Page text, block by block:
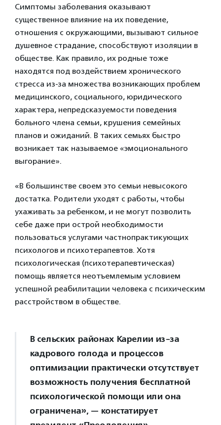
Симптомы заболевания оказывают
существенное влияние на их поведение,
отношения с окружающими, вызывают сильное
душевное страдание, способствуют изоляции в
обществе. Как правило, их родные тоже
находятся под воздействием хронического
стресса из-за множества возникающих проблем
медицинского, социального, юридического
характера, непредсказуемости поведения
больного члена семьи, крушения семейных
планов и ожиданий. В таких семьях быстро
возникает так называемое «эмоционального
выгорание».
«В большинстве своем это семьи невысокого
достатка. Родители уходят с работы, чтобы
ухаживать за ребенком, и не могут позволить
себе даже при острой необходимости
пользоваться услугами частнопрактикующих
психологов и психотерапевтов. Хотя
психологическая (психотерапевтическая)
помощь является неотъемлемым условием
успешной реабилитации человека с психическим
расстройством в обществе.
В сельских районах Карелии из-за
кадрового голода и процессов
оптимизации практически отсутствует
возможность получения бесплатной
психологической помощи или она
ограничена», — констатирует